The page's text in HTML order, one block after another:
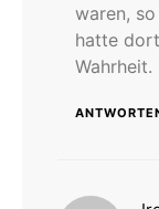
waren,
hatte
Wahrheit.